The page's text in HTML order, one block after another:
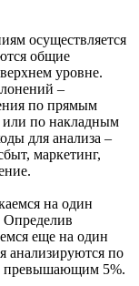
осуществляется
общие
уровне.
–
по прямым
или по накладным
для анализа –
маркетинг,
на один
Определив
еще на один
анализируются по
превышающим 5%.